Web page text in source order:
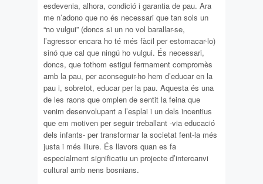
esdevenia, alhora, condició i garantia de pau. Ara
me n’adono que no és necessari que tan sols un
“no vulgui” (doncs si un no vol barallar-se,
l’agressor encara ho té més fàcil per estomacar-lo)
sinó que cal que ningú ho vulgui. És necessari,
doncs, que tothom estigui fermament compromès
amb la pau, per aconseguir-ho hem d’educar en la
pau i, sobretot, educar per la pau. Aquesta és una
de les raons que omplen de sentit la feina que
venim desenvolupant a l’esplai i un dels incentius
que em motiven per seguir treballant -via educació
dels infants- per transformar la societat fent-la més
justa i més lliure. És llavors quan es fa
especialment significatiu un projecte d’intercanvi
cultural amb nens bosnians.